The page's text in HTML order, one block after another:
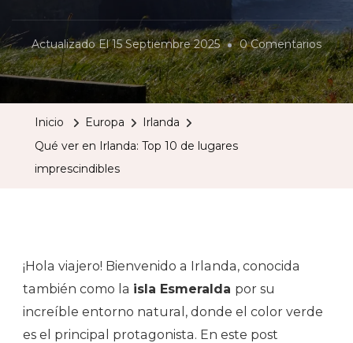
Actualizado El15 Septiembre 2025 0 ComentariosEn
Qué
Ver
Inicio Europa
Irlanda
Qué ver en Irlanda: Top 10 de lugares
imprescindibles
¡Hola viajero! Bienvenido a Irlanda, conocida
también como la isla Esmeralda por su
increíble entorno natural, donde el color verde
es el principal protagonista. En este post